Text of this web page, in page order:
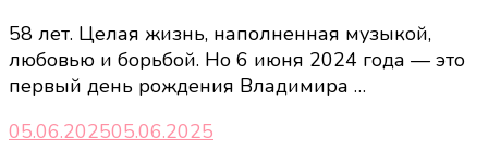
58 лет. Целая жизнь, наполненная музыкой,
любовью и борьбой. Но 6 июня 2024 года — это
первый день рождения Владимира …
05.06.202505.06.2025